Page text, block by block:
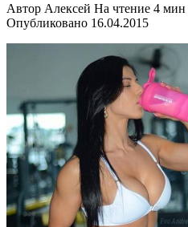
Автор Алексей На чтение 4 мин
Опубликовано 16.04.2015